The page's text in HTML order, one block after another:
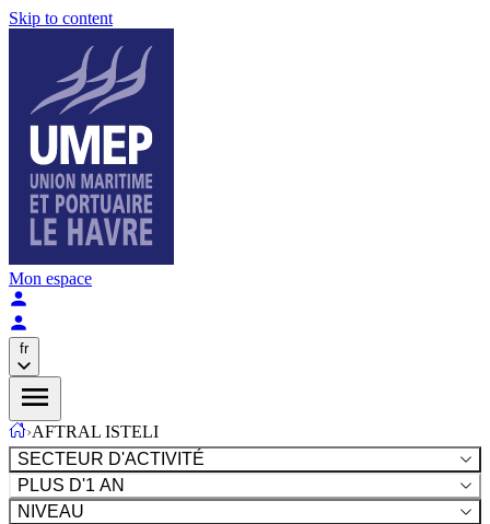
Skip to content
Mon espace
fr
›AFTRAL ISTELI
SECTEUR D'ACTIVITÉ
PLUS D'1 AN
NIVEAU